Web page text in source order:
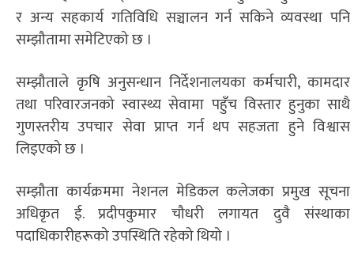
र अन्य सहकार्य गतिविधि सञ्चालन गर्न सकिने व्यवस्था पनि
सम्झौतामा समेटिएको छ ।
सम्झौताले कृषि अनुसन्धान निर्देशनालयका कर्मचारी, कामदार
तथा परिवारजनको स्वास्थ्य सेवामा पहुँच विस्तार हुनुका साथै
गुणस्तरीय उपचार सेवा प्राप्त गर्न थप सहजता हुने विश्वास
लिइएको छ ।
सम्झौता कार्यक्रममा नेशनल मेडिकल कलेजका प्रमुख सूचना
अधिकृत ई. प्रदीपकुमार चौधरी लगायत दुवै संस्थाका
पदाधिकारीहरूको उपस्थिति रहेको थियो ।